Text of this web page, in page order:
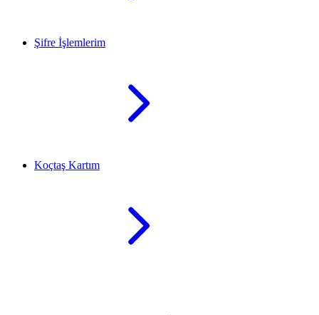
Şifre İşlemlerim
Koçtaş Kartım